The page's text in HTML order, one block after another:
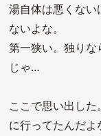
湯自体は悪くない
ないよな。
第一狭い。独りな
じゃ…
ここで思い出し
に行ってたんだよ